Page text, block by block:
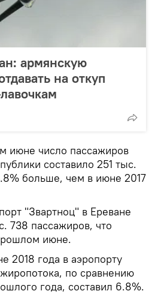
армянскую
на откуп
июне число пассажиров
составило 251 тыс.
больше, чем в июне 2017
"Звартноц" в Ереване
738 пассажиров, что
июне.
2018 года в аэропорту
по сравнению
года, составил 6.8%.